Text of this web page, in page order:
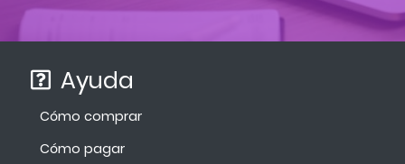
Ayuda
Cómo comprar
Cómo pagar